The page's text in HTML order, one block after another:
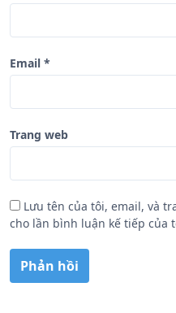
Email *
Trang web
Lưu tên của tôi, email, và
cho lần bình luận kế tiếp của